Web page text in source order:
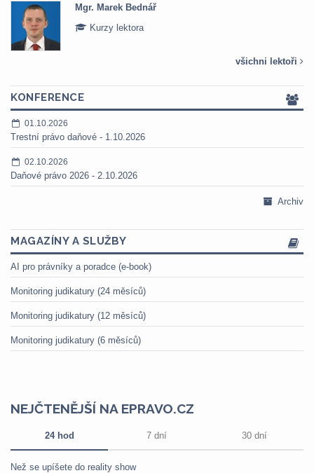
Mgr. Marek Bednář
Kurzy lektora
všichni lektoři
KONFERENCE
01.10.2026
Trestní právo daňové - 1.10.2026
02.10.2026
Daňové právo 2026 - 2.10.2026
Archiv
MAGAZÍNY A SLUŽBY
AI pro právníky a poradce (e-book)
Monitoring judikatury (24 měsíců)
Monitoring judikatury (12 měsíců)
Monitoring judikatury (6 měsíců)
NEJČTENĚJŠÍ NA EPRAVO.CZ
24 hod 7 dní 30 dní
Než se upíšete do reality show